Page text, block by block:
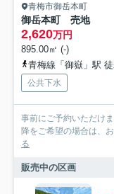
青梅市御岳本町
御岳本町 売地
2,620万円
895.00㎡ (-)
青梅線「御嶽」駅
公共下水
事前にご予約いただけ
降をご希望の場合は、
る
販売中の区画